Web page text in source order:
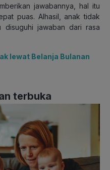
jawabannya, hal itu
puas. Alhasil, anak tidak
disuguhi jawaban dari rasa
lewat Belanja Bulanan
terbuka